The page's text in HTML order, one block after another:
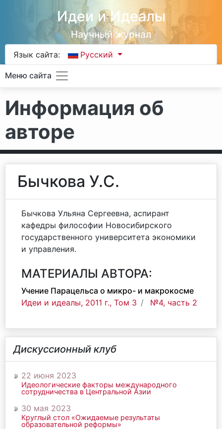
Идеи и Идеалы
Научный журнал
Язык сайта: Русский
Меню сайта
Информация об
авторе
Бычкова У.С.
Бычкова Ульяна Сергеевна, аспирант
кафедры философии Новосибирского
государственного университета экономики
и управления.
МАТЕРИАЛЫ АВТОРА:
Учение Парацельса о микро- и макрокосме
Идеи и идеалы, 2011 г., Том 3
№4, часть 2
Дискуссионный клуб
22 июня 2023
Идеологические факторы международного
сотрудничества в Центральной Азии
30 мая 2023
Круглый стол «Ожидаемые результаты
образовательной реформы»